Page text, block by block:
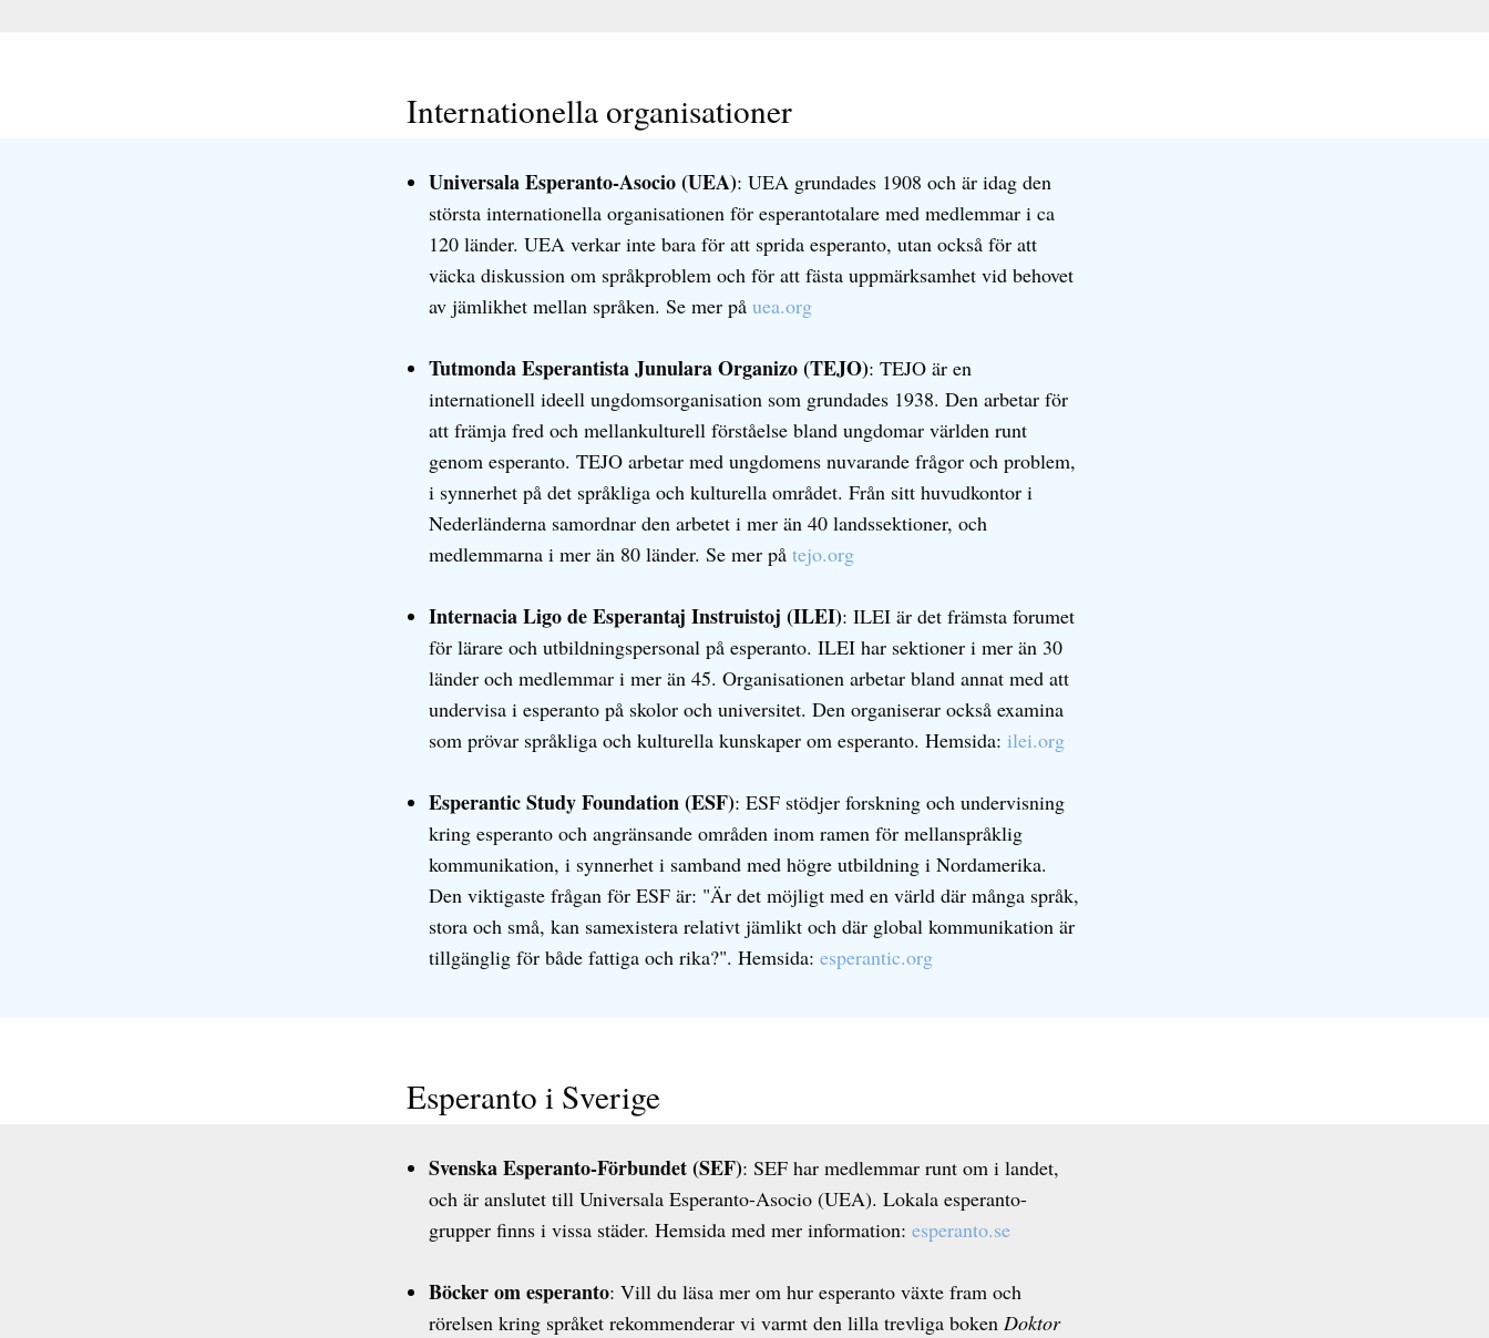
Internationella organisationer
Universala Esperanto-Asocio (UEA): UEA grundades 1908 och är idag den
största internationella organisationen för esperantotalare med medlemmar i ca
120 länder. UEA verkar inte bara för att sprida esperanto, utan också för att
väcka diskussion om språkproblem och för att fästa uppmärksamhet vid behovet
av jämlikhet mellan språken. Se mer på uea.org
Tutmonda Esperantista Junulara Organizo (TEJO): TEJO är en
internationell ideell ungdomsorganisation som grundades 1938. Den arbetar för
att främja fred och mellankulturell förståelse bland ungdomar världen runt
genom esperanto. TEJO arbetar med ungdomens nuvarande frågor och problem,
i synnerhet på det språkliga och kulturella området. Från sitt huvudkontor i
Nederländerna samordnar den arbetet i mer än 40 landssektioner, och
medlemmarna i mer än 80 länder. Se mer på tejo.org
Internacia Ligo de Esperantaj Instruistoj (ILEI): ILEI är det främsta forumet
för lärare och utbildningspersonal på esperanto. ILEI har sektioner i mer än 30
länder och medlemmar i mer än 45. Organisationen arbetar bland annat med att
undervisa i esperanto på skolor och universitet. Den organiserar också examina
som prövar språkliga och kulturella kunskaper om esperanto. Hemsida: ilei.org
Esperantic Study Foundation (ESF): ESF stödjer forskning och undervisning
kring esperanto och angränsande områden inom ramen för mellanspråklig
kommunikation, i synnerhet i samband med högre utbildning i Nordamerika.
Den viktigaste frågan för ESF är: "Är det möjligt med en värld där många språk,
stora och små, kan samexistera relativt jämlikt och där global kommunikation är
tillgänglig för både fattiga och rika?". Hemsida: esperantic.org
Esperanto i Sverige
Svenska Esperanto-Förbundet (SEF): SEF har medlemmar runt om i landet,
och är anslutet till Universala Esperanto-Asocio (UEA). Lokala esperanto-
grupper finns i vissa städer. Hemsida med mer information: esperanto.se
Böcker om esperanto: Vill du läsa mer om hur esperanto växte fram och
rörelsen kring språket rekommenderar vi varmt den lilla trevliga boken Doktor